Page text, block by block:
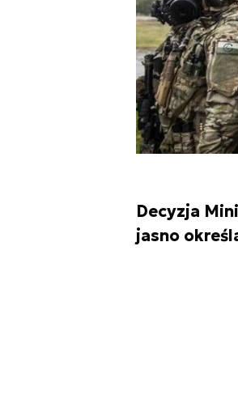
Decyzja
jasno